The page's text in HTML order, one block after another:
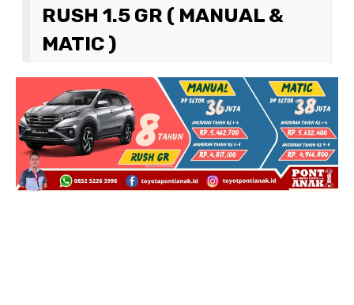
RUSH 1.5 GR ( MANUAL &
MATIC )